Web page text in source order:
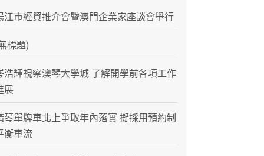
江市經貿推介會暨澳門企業家座談會舉行
標題)
浩輝視察澳琴大學城 了解開學前各項工作
展
琴單牌車北上爭取年內落實 擬採用預約制
衡車流